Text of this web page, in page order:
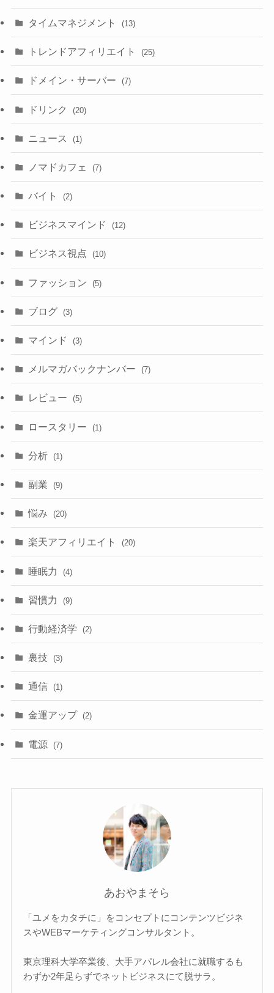
タイムマネジメント (13)
トレンドアフィリエイト (25)
ドメイン・サーバー (7)
ドリンク (20)
ニュース (1)
ノマドカフェ (7)
バイト (2)
ビジネスマインド (12)
ビジネス視点 (10)
ファッション (5)
ブログ (3)
マインド (3)
メルマガバックナンバー (7)
レビュー (5)
ロースタリー (1)
分析 (1)
副業 (9)
悩み (20)
楽天アフィリエイト (20)
睡眠力 (4)
習慣力 (9)
行動経済学 (2)
裏技 (3)
通信 (1)
金運アップ (2)
電源 (7)
あおやまそら
「ユメをカタチに」をコンセプトにコンテンツビジネ
スやWEBマーケティングコンサルタント。
東京理科大学卒業後、大手アパレル会社に就職するも
わずか2年足らずでネットビジネスにて脱サラ。